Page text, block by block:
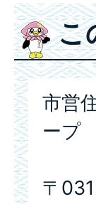
こ
市営
ープ
〒